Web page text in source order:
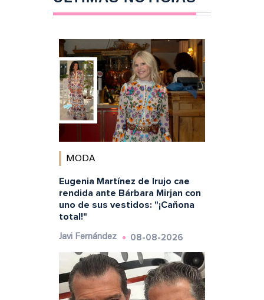
MODA
Eugenia Martínez de Irujo cae
rendida ante Bárbara Mirjan con
uno de sus vestidos: "¡Cañona
total!"
Javi Fernández 08-08-2026